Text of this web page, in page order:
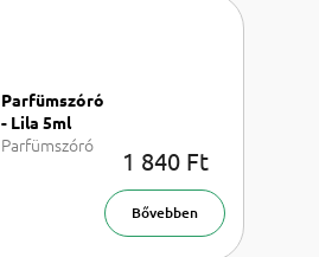
Parfümszóró
- Lila 5ml
Parfümszóró
1 840 Ft
Bővebben